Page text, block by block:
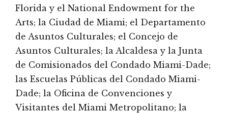
Florida y el National Endowment for the
Arts; la Ciudad de Miami; el Departamento
de Asuntos Culturales; el Concejo de
Asuntos Culturales; la Alcaldesa y la Junta
de Comisionados del Condado Miami-Dade;
las Escuelas Públicas del Condado Miami-
Dade; la Oficina de Convenciones y
Visitantes del Miami Metropolitano; la